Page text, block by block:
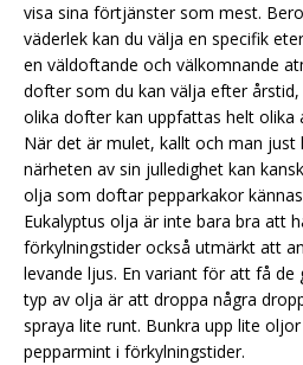
visa sina förtjänster som mest.
väderlek kan du välja en specifik
en väldoftande och välkomnande
dofter som du kan välja efter
olika dofter kan uppfattas helt olika
När det är mulet, kallt och man just
närheten av sin julledighet kan
olja som doftar pepparkakor
Eukalyptus olja är inte bara bra att
förkylningstider också utmärkt att
levande ljus. En variant för att få
typ av olja är att droppa några
spraya lite runt. Bunkra upp lite
pepparmint i förkylningstider.